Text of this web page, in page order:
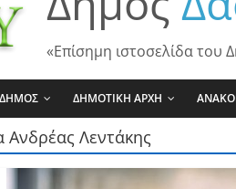
«Επίσημη ιστοσελίδα
ΔΗΜΟΤΙΚΗ ΑΡΧΗ
Ανδρέας Λεντάκης